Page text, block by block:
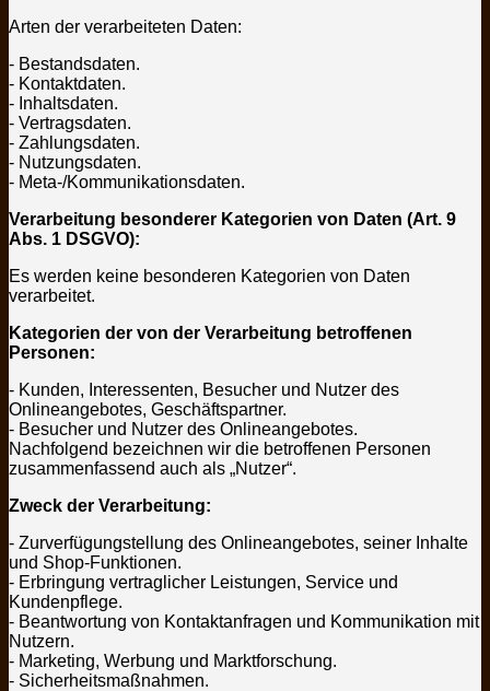
Arten der verarbeiteten Daten:
- Bestandsdaten.
- Kontaktdaten.
- Inhaltsdaten.
- Vertragsdaten.
- Zahlungsdaten.
- Nutzungsdaten.
- Meta-/Kommunikationsdaten.
Verarbeitung besonderer Kategorien von Daten (Art. 9
Abs. 1 DSGVO):
Es werden keine besonderen Kategorien von Daten
verarbeitet.
Kategorien der von der Verarbeitung betroffenen
Personen:
- Kunden, Interessenten, Besucher und Nutzer des
Onlineangebotes, Geschäftspartner.
- Besucher und Nutzer des Onlineangebotes.
Nachfolgend bezeichnen wir die betroffenen Personen
zusammenfassend auch als „Nutzer“.
Zweck der Verarbeitung:
- Zurverfügungstellung des Onlineangebotes, seiner Inhalte
und Shop-Funktionen.
- Erbringung vertraglicher Leistungen, Service und
Kundenpflege.
- Beantwortung von Kontaktanfragen und Kommunikation mit
Nutzern.
- Marketing, Werbung und Marktforschung.
- Sicherheitsmaßnahmen.